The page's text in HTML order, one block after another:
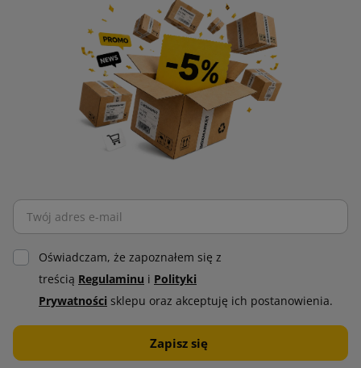
Oświadczam, że zapoznałem się z
treścią Regulaminu i Polityki
Prywatności sklepu oraz akceptuję ich postanowienia.